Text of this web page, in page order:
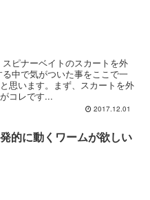
ピナーベイトのスカートを外
中で気がついた事をここで一
思います。まず、スカートを外
コレです...
2017.12.01
的に動くワームが欲しい